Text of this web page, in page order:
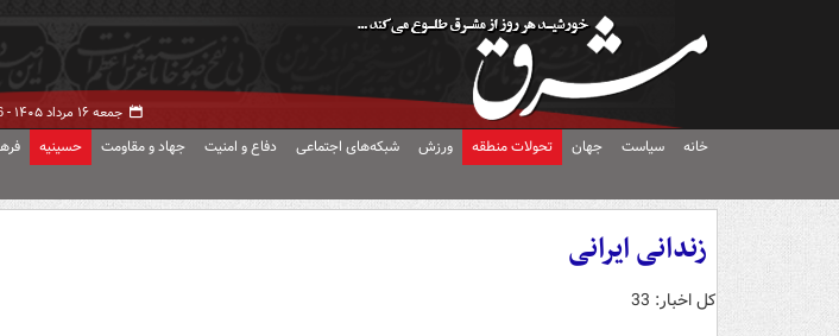
جمعه ۱۶ مرداد ۱۴۰۵ -
خانه سیاست جهان تحولات منطقه ورزش شبکه‌های اجتماعی دفاع و امنیت جهاد و مقاومت حسینیه
زندانی ایرانی
کل اخبار: 33